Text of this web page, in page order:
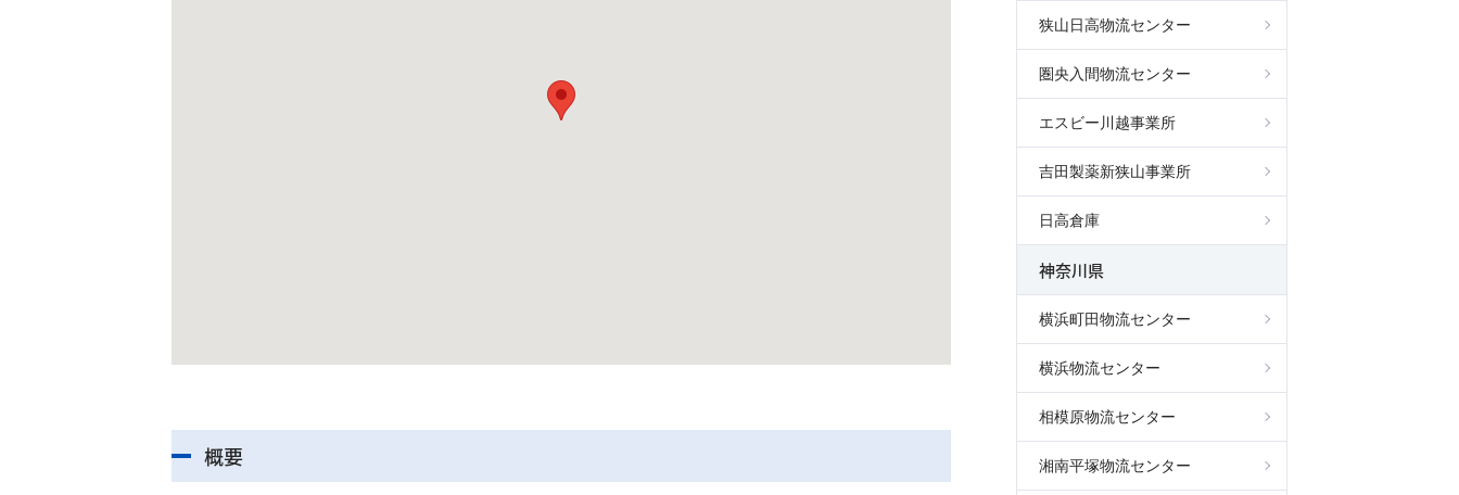
概要
狭山日高物流センター
圏央入間物流センター
エスビー川越事業所
吉田製薬新狭山事業所
日高倉庫
神奈川県
横浜町田物流センター
横浜物流センター
相模原物流センター
湘南平塚物流センター